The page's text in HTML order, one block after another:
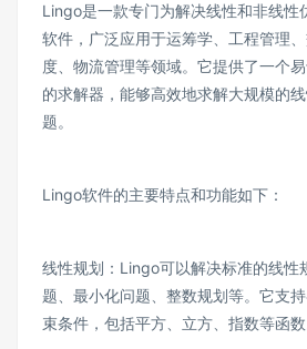
Lingo是一款专门为解决线性和非线性
软件，广泛应用于运筹学、工程管理
度、物流管理等领域。它提供了一个
的求解器，能够高效地求解大规模的
题。
Lingo软件的主要特点和功能如下：
线性规划：Lingo可以解决标准的线性
题、最小化问题、整数规划等。它支
束条件，包括平方、立方、指数等函数